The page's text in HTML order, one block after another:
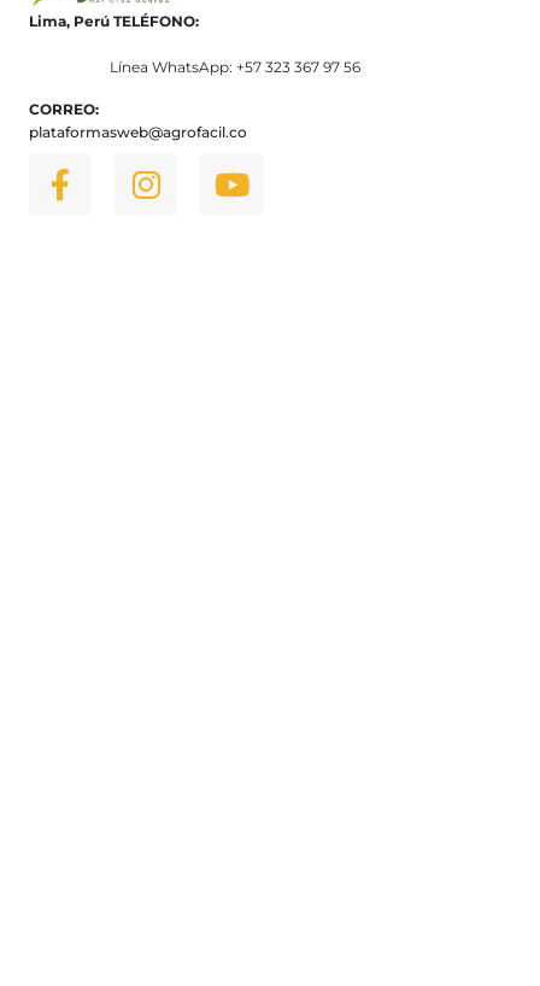
Lima, Perú TELÉFONO:
Línea WhatsApp: +57 323 367 97 56
CORREO:
plataformasweb@agrofacil.co